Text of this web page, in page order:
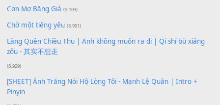
Xem nhiều nhất
Buông bỏ sự phụ thuộc nơi anh (Pinyin)
Phép Màu (OST Đàn Cá Gỗ) (15.618)
[SHEET PIANO] Happy Birthday
Giá Như - Soobin Hoàng Sơn (11.359)
Có Em Đời Bỗng Vui